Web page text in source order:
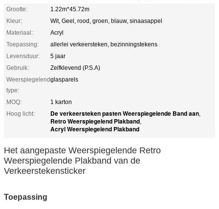
Grootte:
1.22m*45.72m
Kleur:
Wit, Geel, rood, groen, blauw, sinaasappel
Materiaal:
Acryl
Toepassing:
allerlei verkeersteken, bezinningstekens
Levensduur:
5 jaar
Gebruik:
Zelfklevend (P.S.A)
Weerspiegelend
type:
glasparels
MOQ:
1 karton
Hoog licht:
De verkeersteken pasten Weerspiegelende Band aan,
Retro Weerspiegelend Plakband,
Acryl Weerspiegelend Plakband
Het aangepaste Weerspiegelende Retro
Weerspiegelende Plakband van de
Verkeerstekensticker
Toepassing